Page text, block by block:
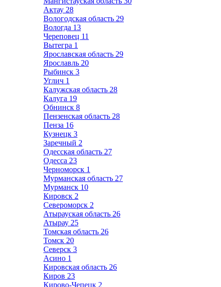
Актау 28
Вологодская область 29
Вологда 13
Череповец 11
Вытегра 1
Ярославская область 29
Ярославль 20
Рыбинск 3
Углич 1
Калужская область 28
Калуга 19
Обнинск 8
Пензенская область 28
Пенза 16
Кузнецк 3
Заречный 2
Одесская область 27
Одесса 23
Черноморск 1
Мурманская область 27
Мурманск 10
Кировск 2
Североморск 2
Атырауская область 26
Атырау 25
Томская область 26
Томск 20
Северск 3
Асино 1
Кировская область 26
Киров 23
Кирово-Чепецк 2